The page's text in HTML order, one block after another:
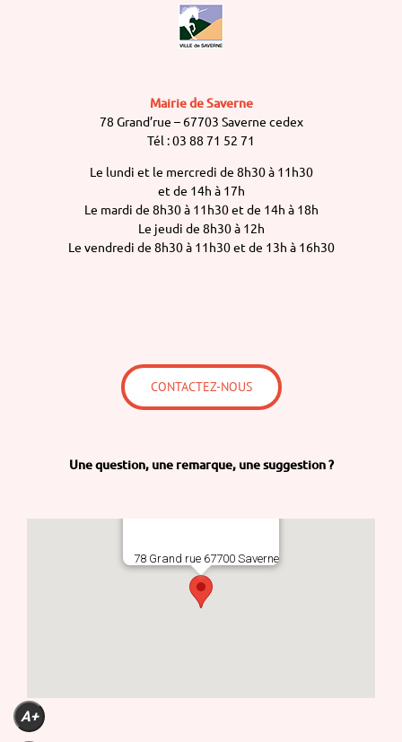
Mairie de Saverne
78 Grand’rue – 67703 Saverne cedex
Tél : 03 88 71 52 71
Le lundi et le mercredi de 8h30 à 11h30
et de 14h à 17h
Le mardi de 8h30 à 11h30 et de 14h à 18h
Le jeudi de 8h30 à 12h
Le vendredi de 8h30 à 11h30 et de 13h à 16h30
CONTACTEZ-NOUS
Une question, une remarque, une suggestion ?
78 Grand rue 67700 Saverne
A+